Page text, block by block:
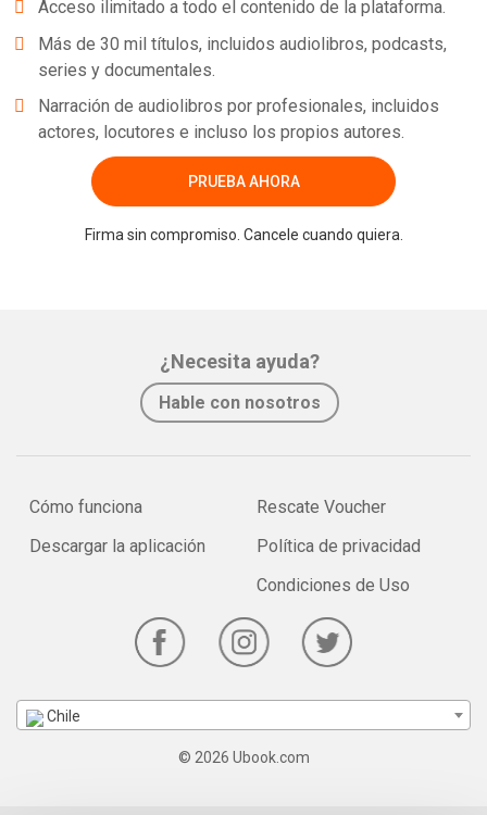
Acceso ilimitado a todo el contenido de la plataforma.
Más de 30 mil títulos, incluidos audiolibros, podcasts,
series y documentales.
Narración de audiolibros por profesionales, incluidos
actores, locutores e incluso los propios autores.
PRUEBA AHORA
Firma sin compromiso. Cancele cuando quiera.
¿Necesita ayuda?
Hable con nosotros
Cómo funciona
Descargar la aplicación
Rescate Voucher
Política de privacidad
Condiciones de Uso
Chile
© 2026 Ubook.com